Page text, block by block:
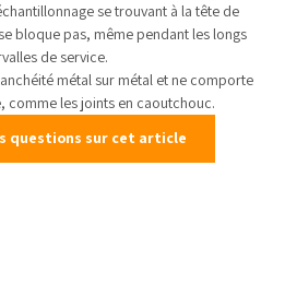
se trouvant à la tête de
bloque pas, même pendant les longs
de service.
métal sur métal et ne comporte
comme les joints en caoutchouc.
questions sur cet article